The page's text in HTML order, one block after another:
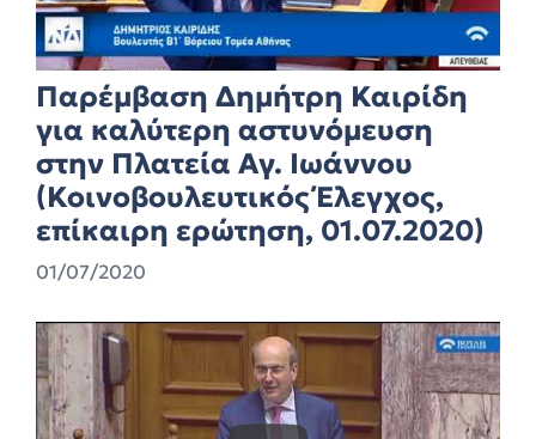
Παρέμβαση Δημήτρη Καιρίδη
για καλύτερη αστυνόμευση
στην Πλατεία Αγ. Ιωάννου
(Κοινοβουλευτικός Έλεγχος,
επίκαιρη ερώτηση, 01.07.2020)
01/07/2020